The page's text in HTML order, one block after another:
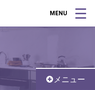
MENU
メニュー